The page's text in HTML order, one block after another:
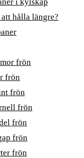
hålla längre?
frön
frön
frön
frön
frön
frön
frön